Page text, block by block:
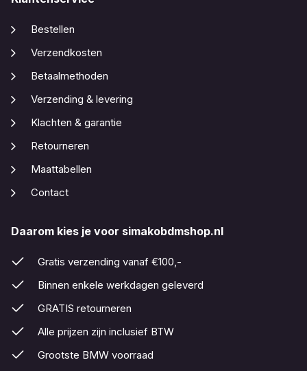
Bestellen
Verzendkosten
Betaalmethoden
Verzending & levering
Klachten & garantie
Retourneren
Maattabellen
Contact
Daarom kies je voor simakobdmshop.nl
Gratis verzending vanaf €100,-
Binnen enkele werkdagen geleverd
GRATIS retourneren
Alle prijzen zijn inclusief BTW
Grootste BMW voorraad